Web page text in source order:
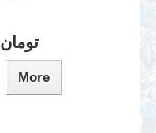
1,990,000 تومان
More